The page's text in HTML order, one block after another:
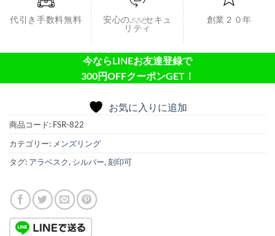
代引き手数料無料
安心のSSLセキュ
リティ
創業２０年
今ならLINEお友達登録で
300円OFFクーポンGET！
お気に入りに追加
商品コード: FSR-822
カテゴリー: メンズリング
タグ: アラベスク, シルバー, 刻印可